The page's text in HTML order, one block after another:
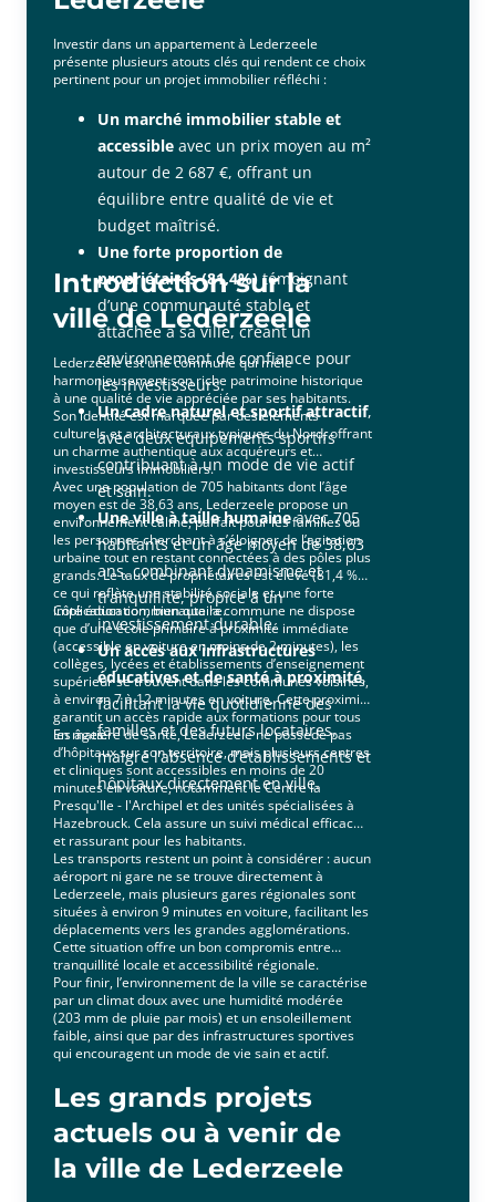
Investir dans un appartement à Lederzeele
présente plusieurs atouts clés qui rendent ce choix
pertinent pour un projet immobilier réfléchi :
Un marché immobilier stable et
accessible avec un prix moyen au m²
autour de 2 687 €, offrant un
équilibre entre qualité de vie et
budget maîtrisé.
Une forte proportion de
propriétaires (81,4%) témoignant
d’une communauté stable et
attachée à sa ville, créant un
environnement de confiance pour
les investisseurs.
Un cadre naturel et sportif attractif,
avec deux équipements sportifs
contribuant à un mode de vie actif
et sain.
Une ville à taille humaineavec 705
habitants et un âge moyen de 38,63
ans, combinant dynamisme et
tranquillité, propice à un
investissement durable.
Un accès aux infrastructures
éducatives et de santé à proximité,
facilitant la vie quotidienne des
familles et des futurs locataires,
malgré l’absence d’établissements et
hôpitaux directement en ville.
Introduction sur la
ville de Lederzeele
Lederzeele est une commune qui mêle
harmonieusement son riche patrimoine historique
à une qualité de vie appréciée par ses habitants.
Son identité est marquée par des éléments
culturels et architecturaux typiques du Nord, offrant
un charme authentique aux acquéreurs et
investisseurs immobiliers.
Avec une population de 705 habitants dont l’âge
moyen est de 38,63 ans, Lederzeele propose un
environnement calme, parfait pour les familles ou
les personnes cherchant à s’éloigner de l’agitation
urbaine tout en restant connectées à des pôles plus
grands. Le taux de propriétaires est élevé (81,4 %),
ce qui reflète une stabilité sociale et une forte
implication communautaire.
Côté éducation, bien que la commune ne dispose
que d’une école primaire à proximité immédiate
(accessible en voiture en moins de 2 minutes), les
collèges, lycées et établissements d’enseignement
supérieur se trouvent dans les communes voisines,
à environ 7 à 12 minutes en voiture. Cette proximité
garantit un accès rapide aux formations pour tous
les âges.
En matière de santé, Lederzeele ne possède pas
d’hôpitaux sur son territoire, mais plusieurs centres
et cliniques sont accessibles en moins de 20
minutes en voiture, notamment le Centre la
Presqu'Ile - l'Archipel et des unités spécialisées à
Hazebrouck. Cela assure un suivi médical efficace
et rassurant pour les habitants.
Les transports restent un point à considérer : aucun
aéroport ni gare ne se trouve directement à
Lederzeele, mais plusieurs gares régionales sont
situées à environ 9 minutes en voiture, facilitant les
déplacements vers les grandes agglomérations.
Cette situation offre un bon compromis entre
tranquillité locale et accessibilité régionale.
Pour finir, l’environnement de la ville se caractérise
par un climat doux avec une humidité modérée
(203 mm de pluie par mois) et un ensoleillement
faible, ainsi que par des infrastructures sportives
qui encouragent un mode de vie sain et actif.
Les grands projets
actuels ou à venir de
la ville de Lederzeele